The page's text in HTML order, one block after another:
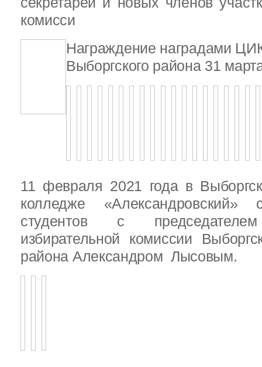
комисси
Награждение наградами
Выборгского района 31
11 февраля 2021 года в
колледже «Александровский»
студентов с председателем
избирательной комиссии
района Александром Лысовым.